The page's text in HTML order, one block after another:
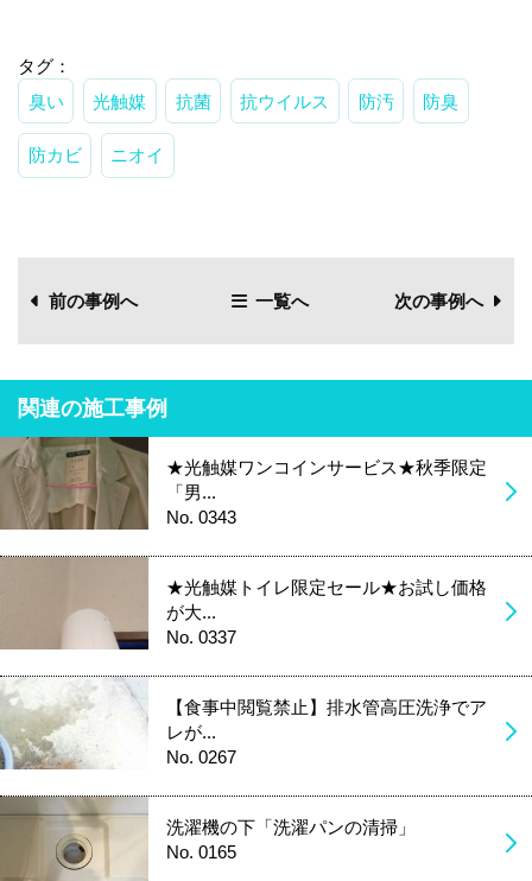
タグ：
臭い
光触媒 抗菌 抗ウイルス 防汚 防臭
防カビ ニオイ
前の事例へ 一覧へ 次の事例へ
関連の施工事例
★光触媒ワンコインサービス★秋季限定
「男...
No. 0343
★光触媒トイレ限定セール★お試し価格
が大...
No. 0337
【食事中閲覧禁止】排水管高圧洗浄でア
レが...
No. 0267
洗濯機の下「洗濯パンの清掃」
No. 0165